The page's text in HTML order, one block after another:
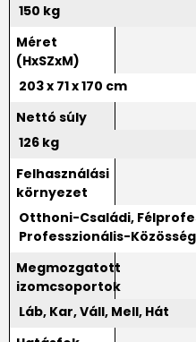
150 kg
Méret
(HxSZxM)
203 x 71 x 170 cm
Nettó súly
126 kg
Felhasználási
környezet
Otthoni-Családi,
Professzionális-
Megmozgatott
izomcsoportok
Láb, Kar, Váll, Mell, Hát